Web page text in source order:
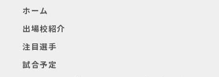
ホーム
出場校紹介
注目選手
試合予定